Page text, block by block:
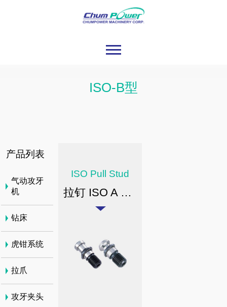
ISO-B型
ISO Pull Stud
拉钉 ISO A 型 / ISO B 型
产品列表
气动攻牙
机
钻床
虎钳系统
拉爪
攻牙夹头